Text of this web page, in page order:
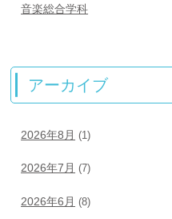
音楽総合学科
アーカイブ
2026年8月 (1)
2026年7月 (7)
2026年6月 (8)